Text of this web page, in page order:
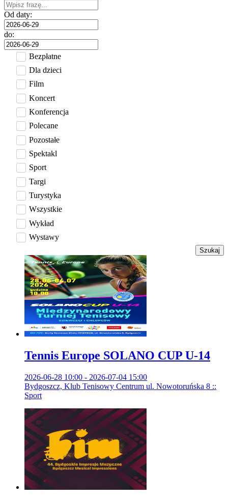
Od daty:
do:
Bezpłatne
Dla dzieci
Film
Koncert
Konferencja
Polecane
Pozostałe
Spektakl
Sport
Targi
Turystyka
Wszystkie
Wykład
Wystawy
Szukaj
Tennis Europe SOLANO CUP U-14
2026-06-28 10:00 - 2026-07-04 15:00
Bydgoszcz, Klub Tenisowy Centrum ul. Nowotoruńska 8 ::
Sport